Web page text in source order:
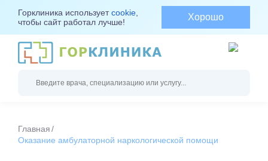
Горклиника используетcookie
чтобы сайт работал лучше!
Хорошо
Главная
Оказание амбулаторной наркологической помощи